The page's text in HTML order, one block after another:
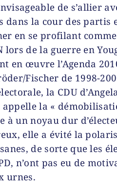
de s’allier
dans la cour des partis
en se profilant
lors de la guerre en
en œuvre l’Agenda
Fischer de 1998-
la CDU
appelle la «
à un noyau dur
elle a évité la
de sorte que les
n’ont pas eu de
urnes.